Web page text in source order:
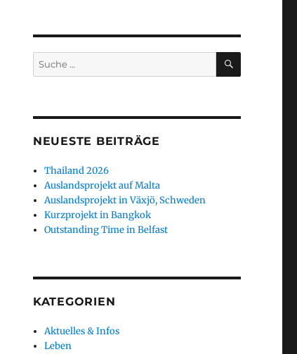
Suche
nach:
SUCHEN
NEUESTE BEITRÄGE
Thailand 2026
Auslandsprojekt auf Malta
Auslandsprojekt in Växjö, Schweden
Kurzprojekt in Bangkok
Outstanding Time in Belfast
KATEGORIEN
Aktuelles & Infos
Leben